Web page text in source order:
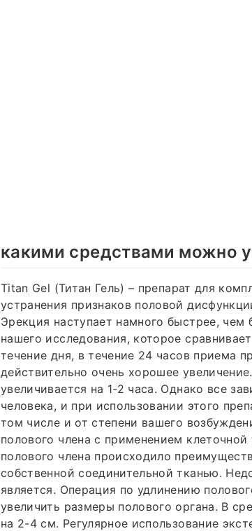
какими средствами можно
Titan Gel (Титан Гель) – препарат для
устранения признаков половой
Эрекция наступает намного быстрее,
нашего исследования, которое
течение дня, в течение 24 часов приема
действительно очень хорошее
увеличивается на 1-2 часа. Однако все
человека, и при использовании этого
том числе и от степени вашего
полового члена с применением
полового члена происходило
собственной соединительной тканью.
является. Операция по удлинению
увеличить размеры полового органа. В
на 2-4 см. Регулярное использование